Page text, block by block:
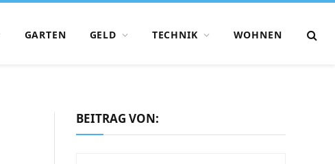
GARTEN GELD TECHNIK WOHNEN
BEITRAG VON: